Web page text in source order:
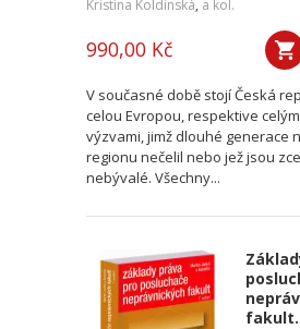
Kristina Koldinská, a kol.
990,00 Kč
V současné době stojí Česká
celou Evropou, respektive
výzvami, jimž dlouhé generace
regionu nečelil nebo jež jsou
nebývalé. Všechny...
fakult.